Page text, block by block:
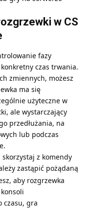
w CS
fazy
czas trwania.
zmiennych, możesz
ma się
użyteczne w
ale wystarczający
przedłużania, na
lub podczas
z komendy
zastąpić pożądaną
aby rozgrzewka
czasu, gra